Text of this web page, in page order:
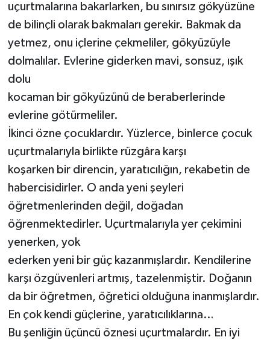
uçurtmalarına bakarlarken, bu sınırsız gökyüzüne
de bilinçli olarak bakmaları gerekir. Bakmak da
yetmez, onu içlerine çekmeliler, gökyüzüyle
dolmalılar. Evlerine giderken mavi, sonsuz, ışık
dolu
kocaman bir gökyüzünü de beraberlerinde
evlerine götürmeliler.
İkinci özne çocuklardır. Yüzlerce, binlerce çocuk
uçurtmalarıyla birlikte rüzgâra karşı
koşarken bir direncin, yaratıcılığın, rekabetin de
habercisidirler. O anda yeni şeyleri
öğretmenlerinden değil, doğadan
öğrenmektedirler. Uçurtmalarıyla yer çekimini
yenerken, yok
ederken yeni bir güç kazanmışlardır. Kendilerine
karşı özgüvenleri artmış, tazelenmiştir. Doğanın
da bir öğretmen, öğretici olduğuna inanmışlardır.
En çok kendi güçlerine, yaratıcılıklarına…
Bu şenliğin üçüncü öznesi uçurtmalardır. En iyi